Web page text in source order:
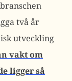
två år
utveckling
vakt om
ligger så